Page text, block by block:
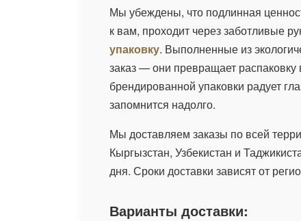
Мы убеждены, что подлинная
к вам, проходит через заботливые
упаковку. Выполненные из
заказ — они превращает
брендированной упаковки радует
запомнится надолго.
Мы доставляем заказы по всей
Кыргызстан, Узбекистан и
дня. Сроки доставки зависят от
Варианты доставки: